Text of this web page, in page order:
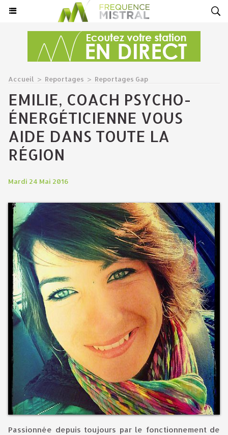
Accueil > Reportages > Reportages Gap
EMILIE, COACH PSYCHO-
ÉNERGÉTICIENNE VOUS
AIDE DANS TOUTE LA
RÉGION
Mardi 24 Mai 2016
Passionnée depuis toujours par le fonctionnement de